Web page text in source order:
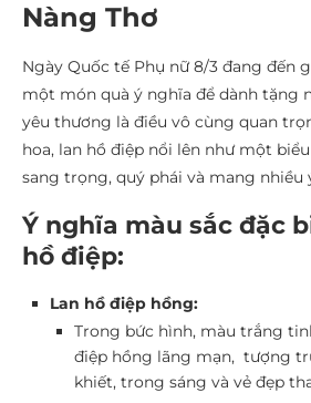
Nàng Thơ
Ngày Quốc tế Phụ nữ 8/3 đang đến
một món quà ý nghĩa để dành tặng
yêu thương là điều vô cùng quan
hoa, lan hồ điệp nổi lên như một
sang trọng, quý phái và mang nhiều
Ý nghĩa màu sắc đặc
hồ điệp:
Lan hồ điệp hồng:
Trong bức hình, màu trắng
điệp hồng lãng mạn, tượng
khiết, trong sáng và vẻ đẹp